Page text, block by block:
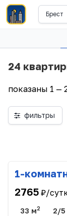
Брест
24
показаны 1 —
фильтры
1-
2765 ₽/
33 м2 2/5